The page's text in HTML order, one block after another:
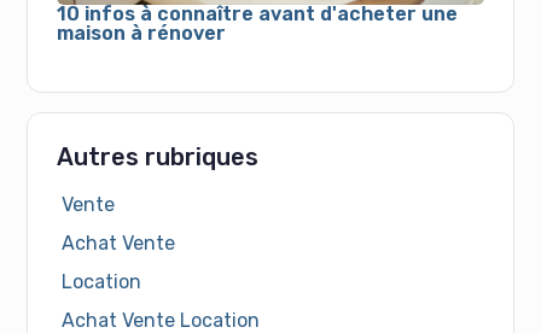
10 infos à connaître avant d'acheter une
maison à rénover
Autres rubriques
Vente
Achat Vente
Location
Achat Vente Location